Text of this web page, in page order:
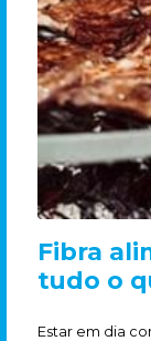
Fibra
tudo o
Estar em dia